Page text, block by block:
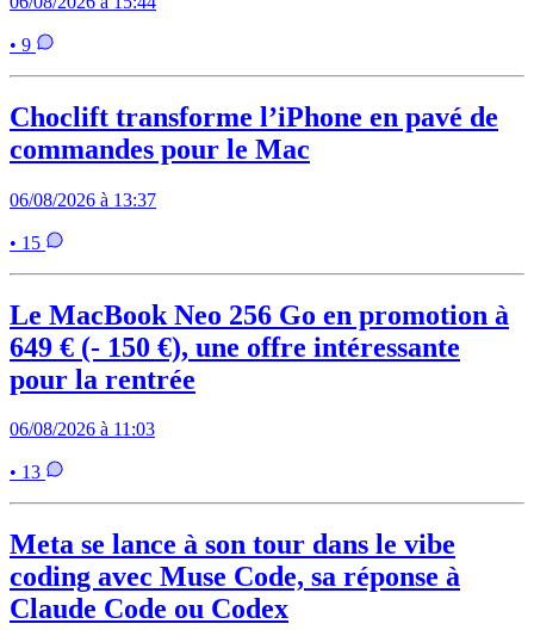
• 9
Choclift transforme l’iPhone en pavé de
commandes pour le Mac
06/08/2026 à 13:37
• 15
Le MacBook Neo 256 Go en promotion à
649 € (- 150 €), une offre intéressante
pour la rentrée
06/08/2026 à 11:03
• 13
Meta se lance à son tour dans le vibe
coding avec Muse Code, sa réponse à
Claude Code ou Codex